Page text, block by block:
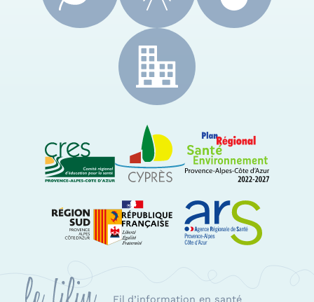
Fil d’information en santé